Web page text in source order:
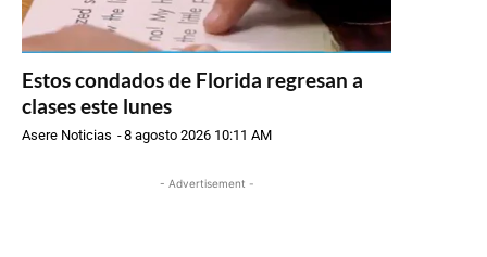
Estos condados de Florida regresan a
clases este lunes
Asere Noticias -8 agosto 2026 10:11 AM
- Advertisement -